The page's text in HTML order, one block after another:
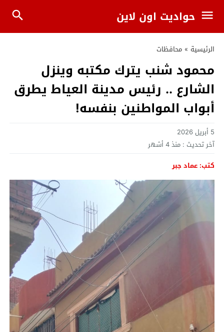
حواديت اون لاين
الرئيسية » محافظات
محمود شنب يترك مكتبه وينزل
الشارع .. رئيس مدينة العياط يطرق
أبواب المواطنين بنفسه!
5 أبريل 2026
آخر تحديث : منذ 4 أشهر
كتب: عماد جبر